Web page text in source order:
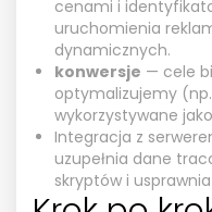
cenami i
uruchomienia
dynamicznych.
konwersje — cele
optymalizujemy
wykorzystywane
Integracja z
uzupełnia dane
skryptów i